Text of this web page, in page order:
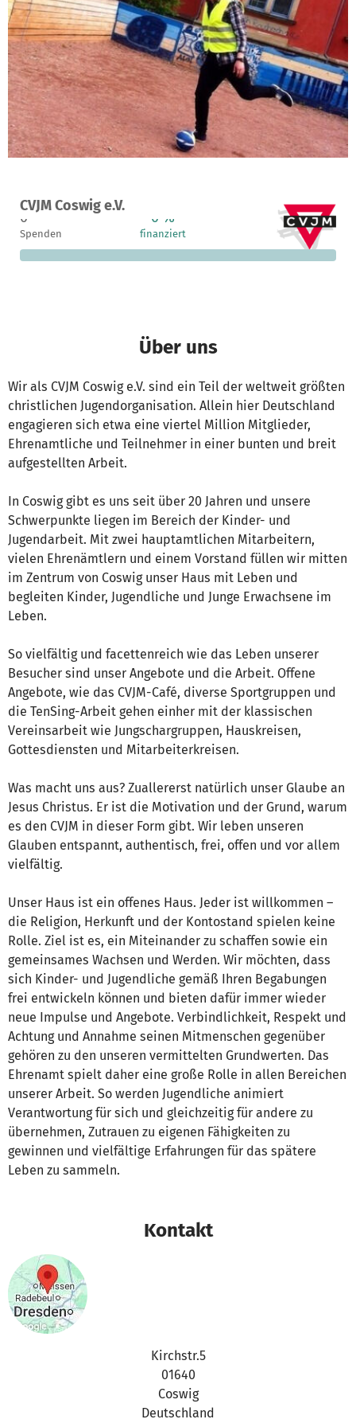
CVJM Coswig e.V.
Ein Projekt in 01640 Coswig, Deutschland
0
Spenden
0 %
finanziert
1.000 €
fehlen noch
Über uns
Wir als CVJM Coswig e.V. sind ein Teil der weltweit größten
christlichen Jugendorganisation. Allein hier Deutschland
engagieren sich etwa eine viertel Million Mitglieder,
Ehrenamtliche und Teilnehmer in einer bunten und breit
aufgestellten Arbeit.
In Coswig gibt es uns seit über 20 Jahren und unsere
Schwerpunkte liegen im Bereich der Kinder- und
Jugendarbeit. Mit zwei hauptamtlichen Mitarbeitern,
vielen Ehrenämtlern und einem Vorstand füllen wir mitten
im Zentrum von Coswig unser Haus mit Leben und
begleiten Kinder, Jugendliche und Junge Erwachsene im
Leben.
So vielfältig und facettenreich wie das Leben unserer
Besucher sind unser Angebote und die Arbeit. Offene
Angebote, wie das CVJM-Café, diverse Sportgruppen und
die TenSing-Arbeit gehen einher mit der klassischen
Vereinsarbeit wie Jungschargruppen, Hauskreisen,
Gottesdiensten und Mitarbeiterkreisen.
Was macht uns aus? Zuallererst natürlich unser Glaube an
Jesus Christus. Er ist die Motivation und der Grund, warum
es den CVJM in dieser Form gibt. Wir leben unseren
Glauben entspannt, authentisch, frei, offen und vor allem
vielfältig.
Unser Haus ist ein offenes Haus. Jeder ist willkommen –
die Religion, Herkunft und der Kontostand spielen keine
Rolle. Ziel ist es, ein Miteinander zu schaffen sowie ein
gemeinsames Wachsen und Werden. Wir möchten, dass
sich Kinder- und Jugendliche gemäß Ihren Begabungen
frei entwickeln können und bieten dafür immer wieder
neue Impulse und Angebote. Verbindlichkeit, Respekt und
Achtung und Annahme seinen Mitmenschen gegenüber
gehören zu den unseren vermittelten Grundwerten. Das
Ehrenamt spielt daher eine große Rolle in allen Bereichen
unserer Arbeit. So werden Jugendliche animiert
Verantwortung für sich und gleichzeitig für andere zu
übernehmen, Zutrauen zu eigenen Fähigkeiten zu
gewinnen und vielfältige Erfahrungen für das spätere
Leben zu sammeln.
Kontakt
Kirchstr.5
01640
Coswig
Deutschland